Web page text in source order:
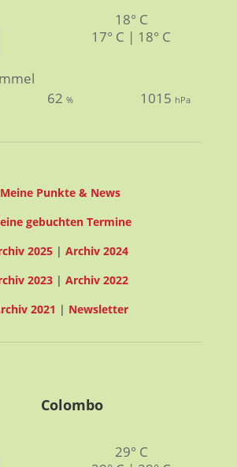
18° C
17° C | 18° C
62% 1015 hPa
Meine Punkte & News
gebuchten Termine
2025| Archiv 2024
2023| Archiv 2022
2021 | Newsletter
Colombo
29° C